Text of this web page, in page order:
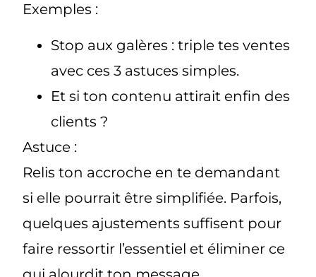
Exemples :
Stop aux galères : triple tes ventes
avec ces 3 astuces simples.
Et si ton contenu attirait enfin des
clients ?
Astuce :
Relis ton accroche en te demandant
si elle pourrait être simplifiée. Parfois,
quelques ajustements suffisent pour
faire ressortir l’essentiel et éliminer ce